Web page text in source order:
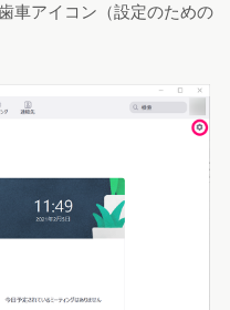
車アイコン（設定のための